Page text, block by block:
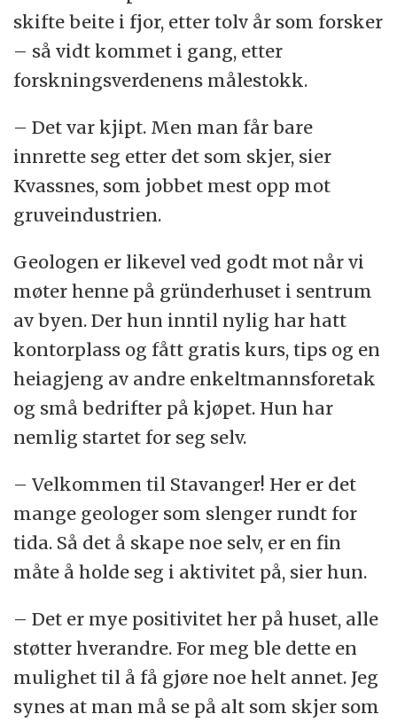
skifte beite i fjor, etter tolv år som forsker
– så vidt kommet i gang, etter
forskningsverdenens målestokk.
– Det var kjipt. Men man får bare
innrette seg etter det som skjer, sier
Kvassnes, som jobbet mest opp mot
gruveindustrien.
Geologen er likevel ved godt mot når vi
møter henne på gründerhuset i sentrum
av byen. Der hun inntil nylig har hatt
kontorplass og fått gratis kurs, tips og en
heiagjeng av andre enkeltmannsforetak
og små bedrifter på kjøpet. Hun har
nemlig startet for seg selv.
– Velkommen til Stavanger! Her er det
mange geologer som slenger rundt for
tida. Så det å skape noe selv, er en fin
måte å holde seg i aktivitet på, sier hun.
– Det er mye positivitet her på huset, alle
støtter hverandre. For meg ble dette en
mulighet til å få gjøre noe helt annet. Jeg
synes at man må se på alt som skjer som